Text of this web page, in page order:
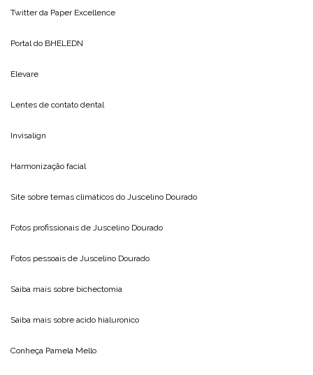
Twitter da Paper Excellence
Portal do BHELEDN
Elevare
Lentes de contato dental
Invisalign
Harmonização facial
Site sobre temas climáticos do Juscelino Dourado
Fotos profissionais de Juscelino Dourado
Fotos pessoais de Juscelino Dourado
Saiba mais sobre bichectomia
Saiba mais sobre acido hialuronico
Conheça Pamela Mello